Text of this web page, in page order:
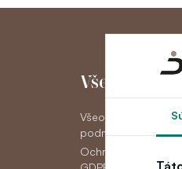
Všetko o
Všeobecné
podmienky
Ochrana osobných